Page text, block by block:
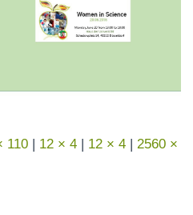
onjunio 16, 2016
110 | 12 × 4 | 12 × 4 | 2560 ×